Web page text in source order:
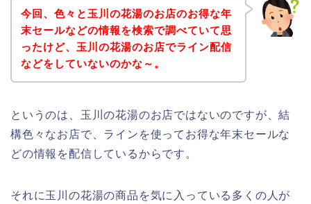
今回、色々と玉川の花湯のお店のお得な年
末セールなどの情報を検索で調べていて思
ったけど、玉川の花湯のお店でライン配信
などをしていないのかな～。
というのは、玉川の花湯のお店ではないのですが、結
構色々なお店で、ラインを使ってお得な年末セールな
どの情報を配信しているからです。
それに玉川の花湯の商品を気に入っている多くの人が